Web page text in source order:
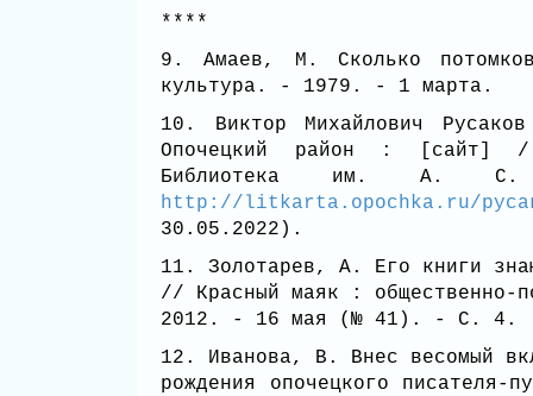
****
9. Амаев, М. Сколько
культура. - 1979. - 1 марта.
10. Виктор Михайлович
Опочецкий район : [сайт] /
Библиотека им. А.
http://litkarta.opochka.ru/
30.05.2022).
11. Золотаpев, А. Его книги
// Кpасный маяк : общественно-
2012. - 16 мая (№ 41). - С. 4.
12. Иванова, В. Внес весомый
рождения опочецкого писателя-